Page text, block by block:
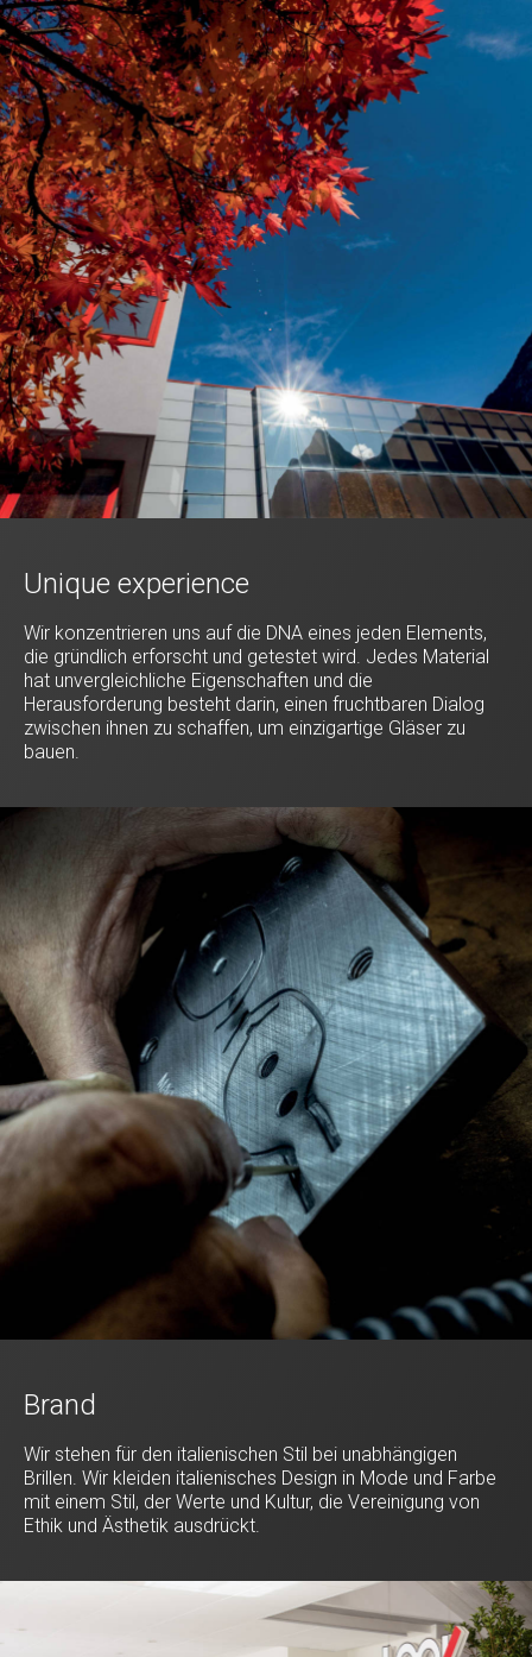
Unique experience
Wir konzentrieren uns auf die DNA eines jeden Elements,
die gründlich erforscht und getestet wird. Jedes Material
hat unvergleichliche Eigenschaften und die
Herausforderung besteht darin, einen fruchtbaren Dialog
zwischen ihnen zu schaffen, um einzigartige Gläser zu
bauen.
Brand
Wir stehen für den italienischen Stil bei unabhängigen
Brillen. Wir kleiden italienisches Design in Mode und Farbe
mit einem Stil, der Werte und Kultur, die Vereinigung von
Ethik und Ästhetik ausdrückt.